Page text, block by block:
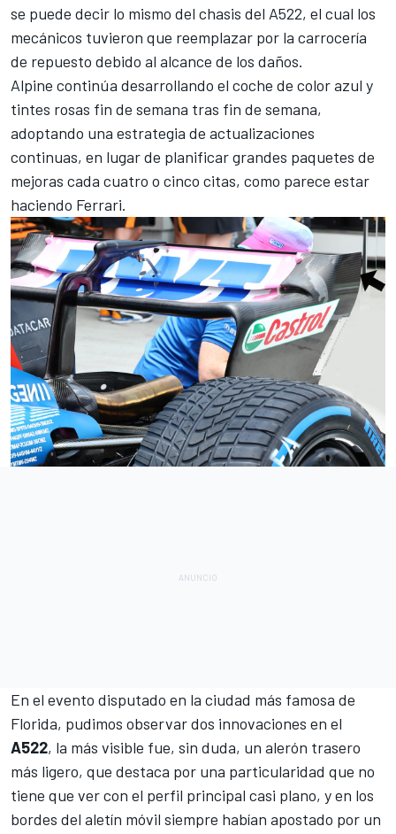
se puede decir lo mismo del chasis del A522, el cual los
mecánicos tuvieron que reemplazar por la carrocería
de repuesto debido al alcance de los daños.
Alpine continúa desarrollando el coche de color azul y
tintes rosas fin de semana tras fin de semana,
adoptando una estrategia de actualizaciones
continuas, en lugar de planificar grandes paquetes de
mejoras cada cuatro o cinco citas, como parece estar
haciendo Ferrari.
En el evento disputado en la ciudad más famosa de
Florida, pudimos observar dos innovaciones en el
A522, la más visible fue, sin duda, un alerón trasero
más ligero, que destaca por una particularidad que no
tiene que ver con el perfil principal casi plano, y en los
bordes del aletín móvil siempre habían apostado por un